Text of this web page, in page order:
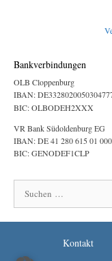
Bankverbindungen
OLB Cloppenburg
IBAN:
BIC: OLBODEH2XXX
VR Bank Südoldenburg EG
IBAN: DE 41 280 615 01
BIC: GENODEF1CLP
nach:
Kontakt